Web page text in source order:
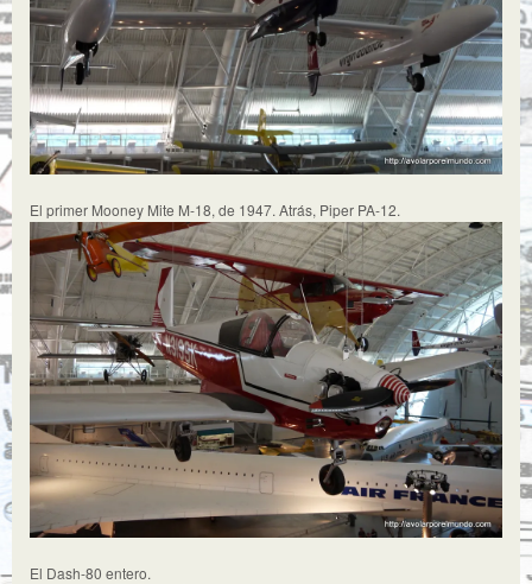
El primer Mooney Mite M-18, de 1947. Atrás, Piper PA-12.
El Dash-80 entero.